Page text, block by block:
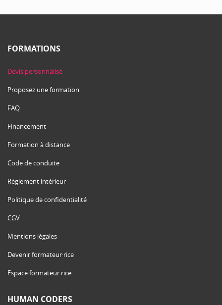
FORMATIONS
Devis personnalisé
Proposez une formation
FAQ
Financement
Formation à distance
Code de conduite
Règlement intérieur
Politique de confidentialité
CGV
Mentions légales
Devenir formateur·rice
Espace formateur·rice
HUMAN CODERS